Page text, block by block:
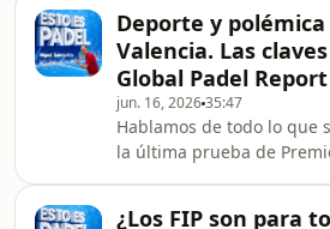
comunicación de Contine
Deporte y polémica
Valencia. Las
Global Padel Report
jun. 16, 202635:47
Hablamos de todo lo que
la última prueba de
¿Los FIP son para